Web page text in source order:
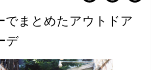
でまとめたアウトドア
デ